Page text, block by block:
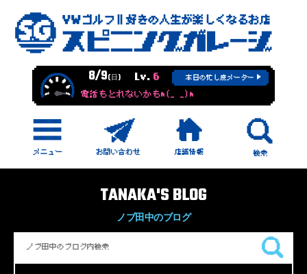
8/9(日) Lv. 6 本日の忙し度メーター
電話もとれないかもm(_ _)m
TANAKA'S BLOG
ノブ田中のブログ